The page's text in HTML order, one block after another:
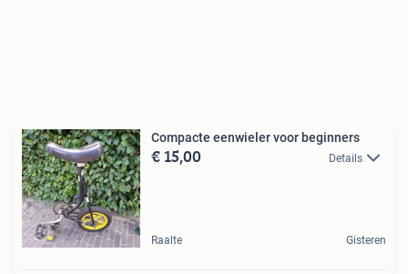
Compacte eenwieler voor beginners
€ 15,00 Details
Raalte Gisteren